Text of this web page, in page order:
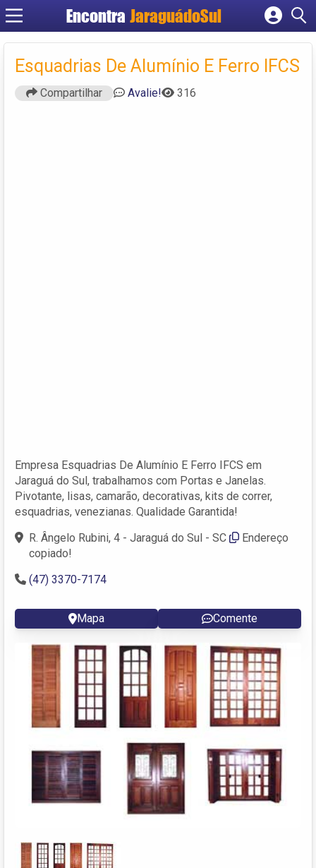
Encontra JaraguádoSul
Cadastrar empresa
Criar conta
Esquadrias De Alumínio E Ferro IFCS
Compartilhar Avalie! 316
Empresa Esquadrias De Alumínio E Ferro IFCS em
Jaraguá do Sul, trabalhamos com Portas e Janelas.
Pivotante, lisas, camarão, decorativas, kits de correr,
esquadrias, venezianas. Qualidade Garantida!
R. Ângelo Rubini, 4 - Jaraguá do Sul - SC
Endereço
copiado!
(47) 3370-7174
Mapa Comente